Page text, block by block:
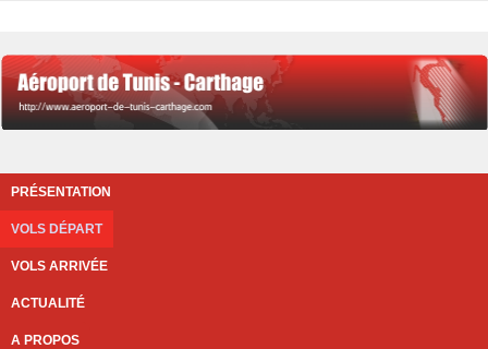
PRÉSENTATION
VOLS DÉPART
VOLS ARRIVÉE
ACTUALITÉ
A PROPOS